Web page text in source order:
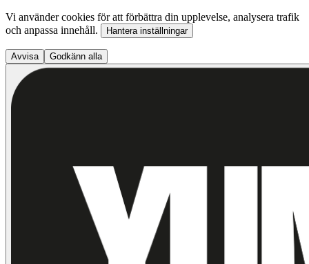
Vi använder cookies för att förbättra din upplevelse, analysera trafik
och anpassa innehåll.
Hantera inställningar
Avvisa Godkänn alla